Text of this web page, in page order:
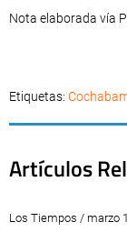
Nota elaborada vía
Etiquetas:
Artículos
Los Tiempos / marzo